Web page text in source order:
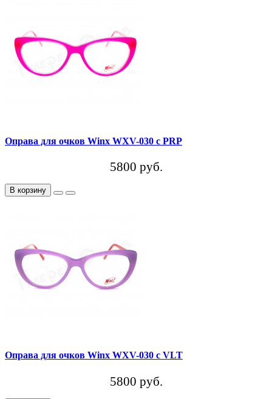
Оправа для очков Winx WXV-030 c PRP
5800 руб.
В корзину
Оправа для очков Winx WXV-030 c VLT
5800 руб.